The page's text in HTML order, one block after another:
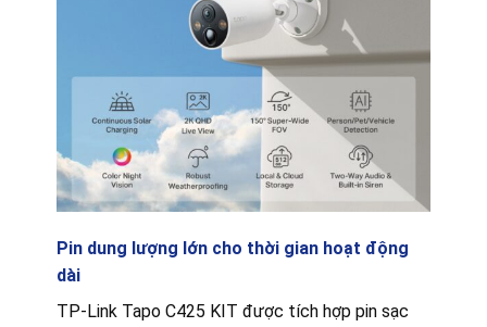
Pin dung lượng lớn cho thời gian hoạt động
dài
TP-Link Tapo C425 KIT được tích hợp pin sạc